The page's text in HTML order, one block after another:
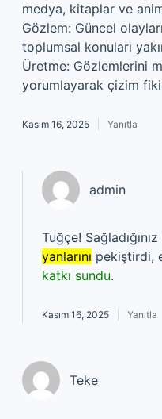
medya, kitaplar ve
Gözlem: Güncel
toplumsal konuları
Üretme: Gözlemlerini
yorumlayarak çizim
Kasım 16, 2025 Yanıtla
admin
Tuğçe!
yanlarını pekiştirdi,
katkı sundu.
Kasım 16, 2025 Yanıtla
Teke